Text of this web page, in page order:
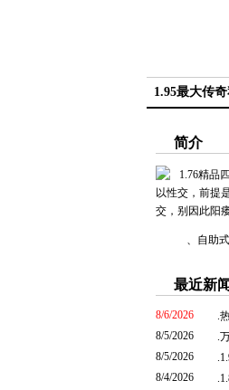
1.95最大传
简介
以性交，前提
交，别因此阳痿
、自助式加
最近新闻
8/6/2026
8/5/2026
8/5/2026
8/4/2026